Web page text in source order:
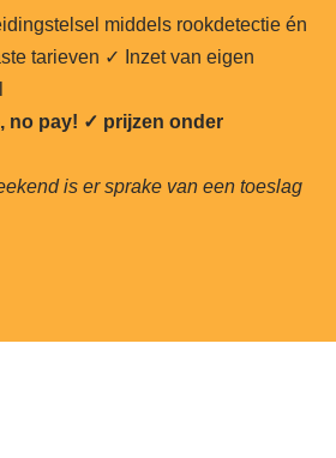
middels rookdetectie én
tarieven ✓ Inzet van eigen
no pay! ✓ prijzen onder
is er sprake van een toeslag